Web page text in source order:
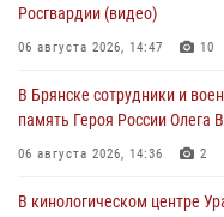
Росгвардии (видео)
06 августа 2026, 14:47 10
В Брянске сотрудники и
память Героя России Олега
06 августа 2026, 14:36 2
В кинологическом центре